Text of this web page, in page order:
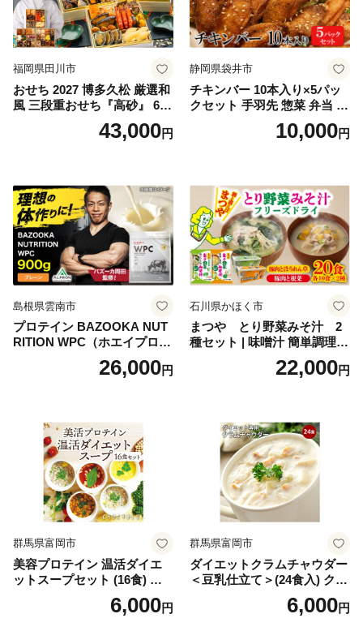
福岡県田川市
おせち 2027 博多久松 厳選和
風 三段重おせち『高砂』 6.5
寸 3段重 2～3人前 おせち料
理 重箱 お正月 冷凍おせち 縁
ち 本格おせち おせち予約 年
末 年始 お取り寄せ 新春 贅沢
おせち こだわりおせち 惣菜
老舗おせち ふるさと納税お
せち 御節 お節料理 正月 調理
不要 おせち料理2027
43,000円
静岡県袋井市
チキンバー 10本入り×5パッ
クセット 手羽先 惣菜 弁当 お
かず お酒 おつまみ ギフト キ
ャンプ アウトドア キャンプ
10,000円
島根県雲南市
プロテイン BAZOOKA NUT
RITION WPC（ホエイプロテ
イン）＜プレーン＞ 900g｜
バズーカ岡田監修・植物由来
ロン [AIEN005]
26,000円
石川県かほく市
まつや とり野菜みそ汁 2
種セット | 味噌汁 簡単調理
お味噌 おみそ みそ とり野菜
時短料理 時短ごはん ご当地
22,000円
群馬県富岡市
美容プロテイン 温活ダイエ
ットスープセット (16食) 小
分け スープ 食べ比べ セット
詰合せ クラムチャウダー チ
6,000円
群馬県富岡市
ダイエットクラムチャウダー
＜豆乳仕立て＞(24食入) クラ
ムチャウダー 豆乳 ダイエッ
ト スープ プロテイン たんぱ
6,000円